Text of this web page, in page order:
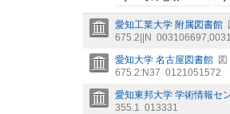
愛知工業大学 附属図書館
675.2||N
愛知大学 名古屋図書館 図
675.2:N37 0121051572
愛知東邦大学 学術情報セ
355.1 013331